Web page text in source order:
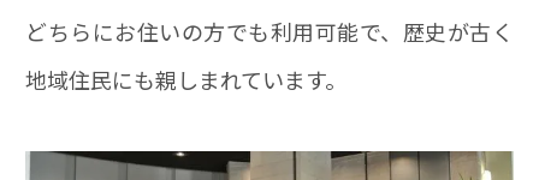
どちらにお住いの方でも利用可能で、歴史が古く
地域住民にも親しまれています。